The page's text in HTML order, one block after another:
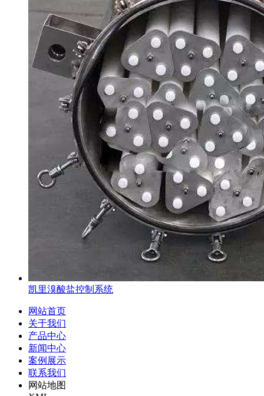
凯里溴酸盐控制系统
网站首页
关于我们
产品中心
新闻中心
案例展示
联系我们
网站地图